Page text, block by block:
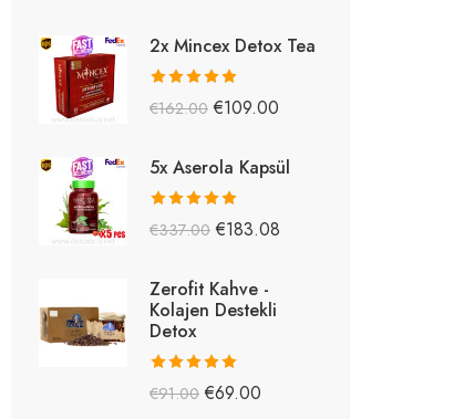
2x Mincex Detox Tea
5 üzerinden
€162.00 €109.00
5x Aserola Kapsül
5 üzerinden
€337.00 €183.08
Zerofit Kahve -
Kolajen Destekli
Detox
5 üzerinden
€91.00 €69.00